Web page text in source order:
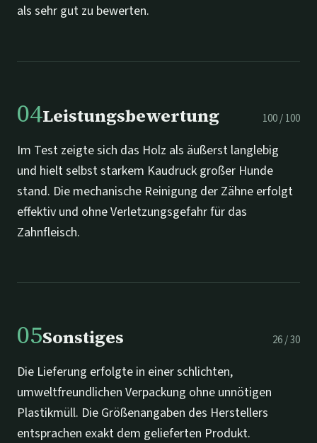
als sehr gut zu bewerten.
04Leistungsbewertung 100/100
Im Test zeigte sich das Holz als äußerst langlebig
und hielt selbst starkem Kaudruck großer Hunde
stand. Die mechanische Reinigung der Zähne erfolgt
effektiv und ohne Verletzungsgefahr für das
Zahnfleisch.
05Sonstiges 26/30
Die Lieferung erfolgte in einer schlichten,
umweltfreundlichen Verpackung ohne unnötigen
Plastikmüll. Die Größenangaben des Herstellers
entsprachen exakt dem gelieferten Produkt.